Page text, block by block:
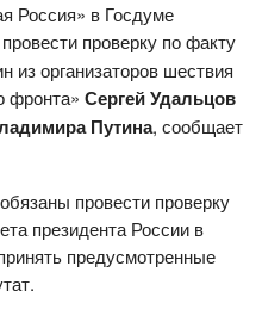
Россия» в Госдуме
проверку по факту
организаторов шествия
фронта»Сергей Удальцов
Путина, сообщает
провести проверку
президента России в
предусмотренные